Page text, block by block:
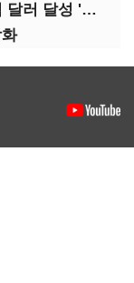
수출 '상저하저' 오나…올해 6850억 달러 달성 '빨간불'